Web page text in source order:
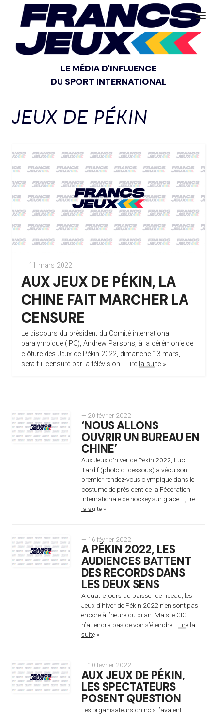
LE MÉDIA D'INFLUENCE
DU SPORT INTERNATIONAL
JEUX DE PÉKIN
— 11 mars 2022
AUX JEUX DE PÉKIN, LA
CHINE FAIT MARCHER LA
CENSURE
Le discours du président du Comité international
paralympique (IPC), Andrew Parsons, à la cérémonie de
clôture des Jeux de Pékin 2022, dimanche 13 mars,
sera-t-il censuré par la télévision... Lire la suite »
— 20 février 2022
‘NOUS ALLONS
OUVRIR UN BUREAU EN
CHINE’
Aux Jeux d’hiver de Pékin 2022, Luc
Tardif (photo ci-dessous) a vécu son
premier rendez-vous olympique dans le
costume de président de la Fédération
internationale de hockey sur glace... Lire
la suite »
— 16 février 2022
A PÉKIN 2022, LES
AUDIENCES BATTENT
DES RECORDS DANS
LES DEUX SENS
A quatre jours du baisser de rideau, les
Jeux d’hiver de Pékin 2022 n’en sont pas
encore à l’heure du bilan. Mais le CIO
n’attendra pas de voir s’éteindre... Lire la
suite »
— 10 février 2022
AUX JEUX DE PÉKIN,
LES SPECTATEURS
POSENT QUESTION
Les organisateurs chinois l’avaient